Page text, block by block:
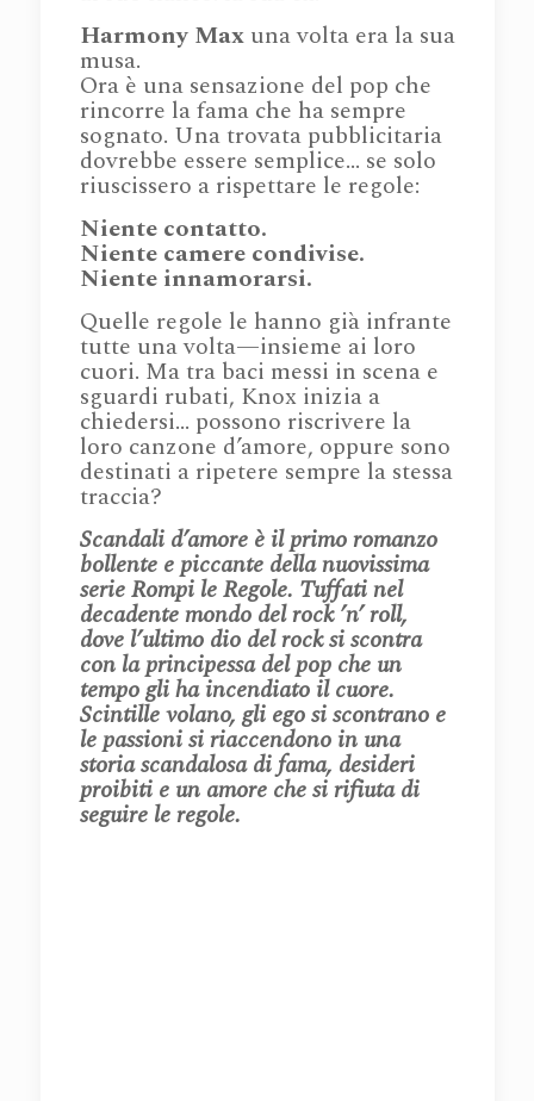
Harmony Maxuna volta era la sua
musa.
Ora è una sensazione del pop che
rincorre la fama che ha sempre
sognato. Una trovata pubblicitaria
dovrebbe essere semplice… se solo
riuscissero a rispettare le regole:
Niente contatto.
Niente camere condivise.
Niente innamorarsi.
Quelle regole le hanno già infrante
tutte una volta—insieme ai loro
cuori. Ma tra baci messi in scena e
sguardi rubati, Knox inizia a
chiedersi… possono riscrivere la
loro canzone d’amore, oppure sono
destinati a ripetere sempre la stessa
traccia?
Scandali d’amore è il primo romanzo
bollente e piccante della nuovissima
serie Rompi le Regole. Tuffati nel
decadente mondo del rock ’n’ roll,
dove l’ultimo dio del rock si scontra
con la principessa del pop che un
tempo gli ha incendiato il cuore.
Scintille volano, gli ego si scontrano e
le passioni si riaccendono in una
storia scandalosa di fama, desideri
proibiti e un amore che si rifiuta di
seguire le regole.